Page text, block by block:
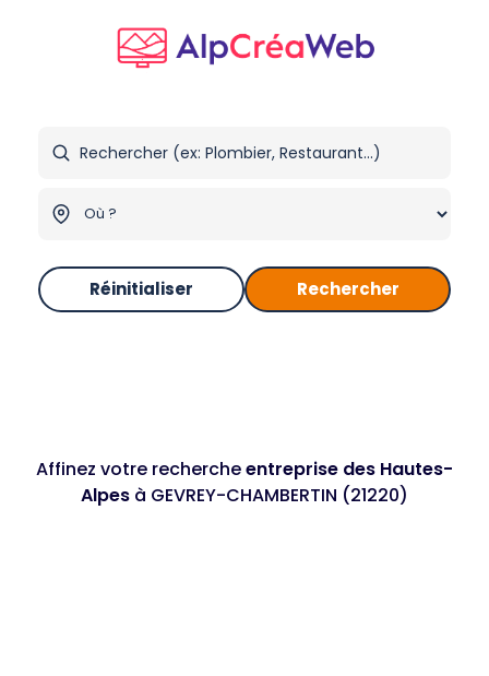
Réinitialiser Rechercher
Affinez votre rechercheentreprise des Hautes-
Alpes à GEVREY-CHAMBERTIN (21220)